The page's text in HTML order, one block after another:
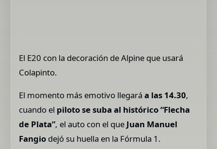
El E20 con la decoración de Alpine que usará
Colapinto.
El momento más emotivo llegaráa las 14.30,
cuando el piloto se suba al histórico “Flecha
de Plata”, el auto con el que Juan Manuel
Fangio dejó su huella en la Fórmula 1.